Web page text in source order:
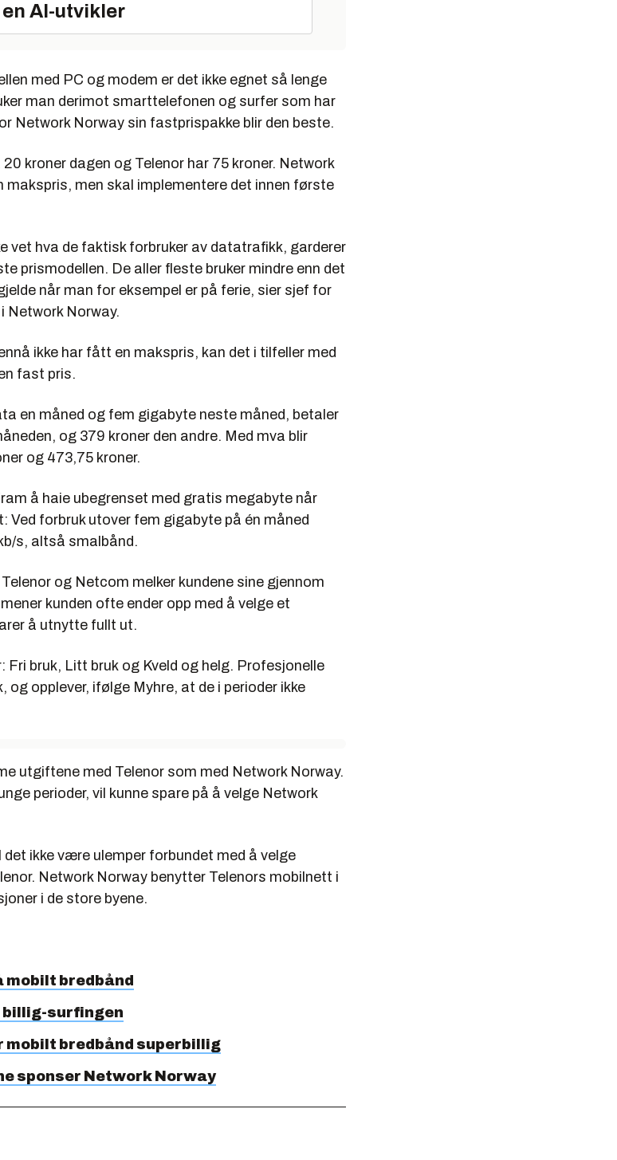
AI-utvikler
med PC og modem er det ikke egnet så lenge
man derimot smarttelefonen og surfer som har
Network Norway sin fastprispakke blir den beste.
kroner dagen og Telenor har 75 kroner. Network
makspris, men skal implementere det innen første
vet hva de faktisk forbruker av datatrafikk, garderer
prismodellen. De aller fleste bruker mindre enn det
når man for eksempel er på ferie, sier sjef for
Network Norway.
ikke har fått en makspris, kan det i tilfeller med
fast pris.
en måned og fem gigabyte neste måned, betaler
og 379 kroner den andre. Med mva blir
og 473,75 kroner.
å haie ubegrenset med gratis megabyte når
Ved forbruk utover fem gigabyte på én måned
s, altså smalbånd.
og Netcom melker kundene sine gjennom
kunden ofte ender opp med å velge et
å utnytte fullt ut.
Fri bruk, Litt bruk og Kveld og helg. Profesjonelle
, og opplever, ifølge Myhre, at de i perioder ikke
utgiftene med Telenor som med Network Norway.
perioder, vil kunne spare på å velge Network
det ikke være ulemper forbundet med å velge
Network Norway benytter Telenors mobilnett i
i de store byene.
mobilt bredbånd
billig-surfingen
mobilt bredbånd superbillig
sponser Network Norway